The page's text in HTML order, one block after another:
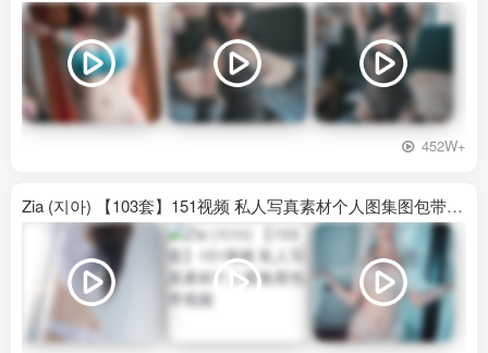
452W+
Zia (지아) 【103套】151视频 私人写真素材个人图集图包带视频